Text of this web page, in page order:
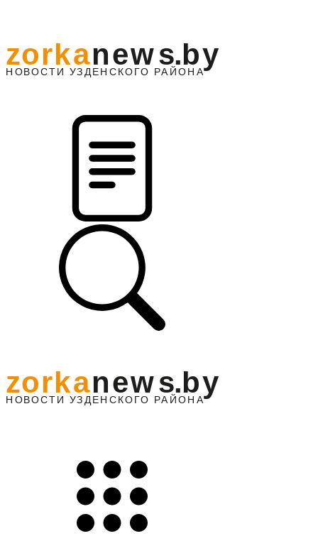
НО ВОСТИ УЗДЕНС КО ГО РАЙОНА
zorkanews.by